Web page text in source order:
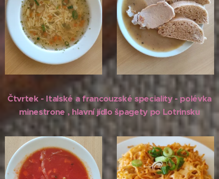
Čtvrtek - Italské a francouzské speciality - polévka
minestrone , hlavní jídlo špagety po Lotrinsku